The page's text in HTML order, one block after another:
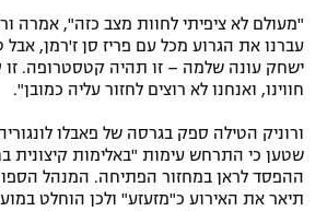
תנאי שימוש
תקנון פעילות ספורט 1
ספורט אתגרי ואקסטרים
אומנויות לחימה
גיימינג E-Sports
"מעולם לא ציפיתי לחוות מצב כזה", אמרה
עברנו את הגרוע מכל עם פריז סן ז'רמן, אבל
ישחק עונה שלמה – זו תהיה קטסטרופה. זו
חווינו, ואנחנו לא רוצים לחזור עליה כמובן".
ורוניק הטילה ספק בגרסה של פאבלו
שטען כי התרחש עימות "באלימות
ההפסד לראן במחזור הפתיחה. המנהל
תיאר את האירוע כ"מזעזע" ולכן הוחלט